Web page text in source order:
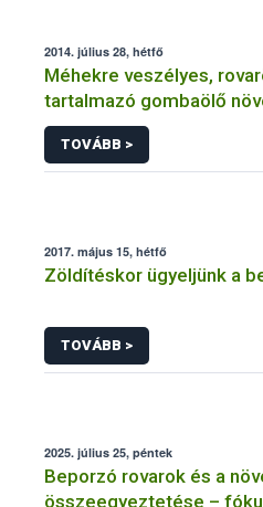
2014. július 28, hétfő
Méhekre veszélyes,
tartalmazó gombaölő
forgalomból a NÉBIH
TOVÁBB >
2017. május 15, hétfő
Zöldítéskor ügyeljünk a
TOVÁBB >
2025. július 25, péntek
Beporzó rovarok és a
összeegyeztetése –